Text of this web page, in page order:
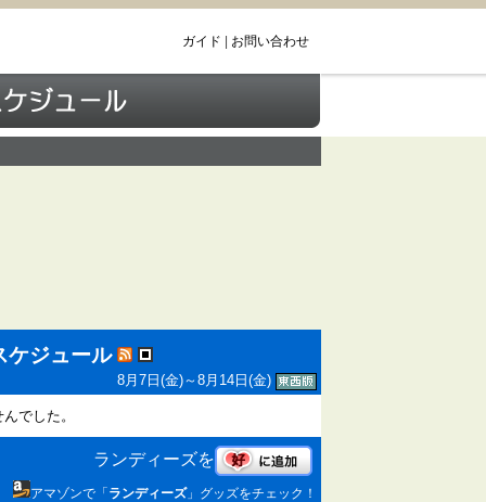
ガイド お問い合わせ
ケジュール
8月7日(金)～8月14日(金)
でした。
ランディーズを
アマゾンで「 ランディーズ」グッズをチェック！